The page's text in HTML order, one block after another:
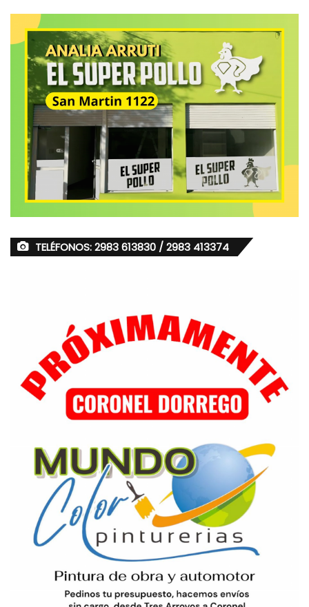
TELÉFONOS: 2983 613830 / 2983 413374